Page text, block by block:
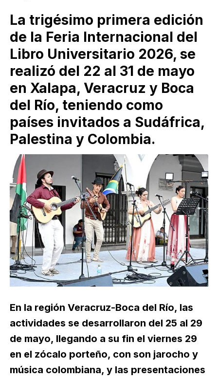
La trigésimo primera edición
de la Feria Internacional del
Libro Universitario 2026, se
realizó del 22 al 31 de mayo
en Xalapa, Veracruz y Boca
del Río, teniendo como
países invitados a Sudáfrica,
Palestina y Colombia.
En la región Veracruz-Boca del Río, las
actividades se desarrollaron del 25 al 29
de mayo, llegando a su fin el viernes 29
en el zócalo porteño, con son jarocho y
música colombiana, y las presentaciones